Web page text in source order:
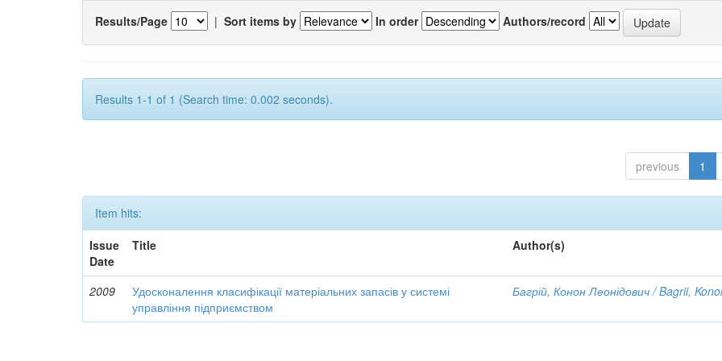
Results/Page | Sort items by In order Authors/record
Results 1-1 of 1 (Search time: 0.002 seconds).
previous 1
Item hits:
Issue
Date
Title Author(s)
2009
Удосконалення класифікації матеріальних запасів у системі
управління підприємством
Багрій, Конон Леонідович / Bagrii,